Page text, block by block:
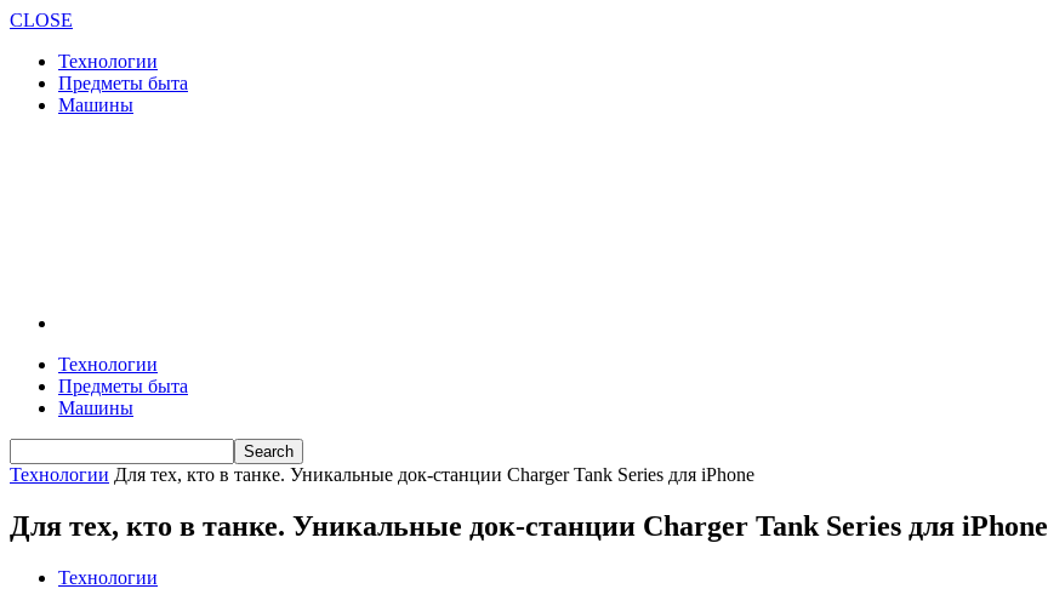
CLOSE
Технологии
Предметы быта
Машины
Технологии
Предметы быта
Машины
Технологии Для тех, кто в танке. Уникальные док-станции Charger Tank Series для iPhone
Для тех, кто в танке. Уникальные док-станции Charger Tank Series для iPhone
Технологии